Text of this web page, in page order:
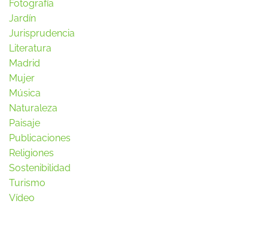
Fotografía
Jardín
Jurisprudencia
Literatura
Madrid
Mujer
Música
Naturaleza
Paisaje
Publicaciones
Religiones
Sostenibilidad
Turismo
Vídeo